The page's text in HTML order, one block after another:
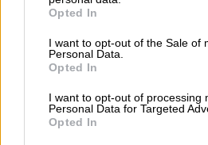
grant or deny consent to Google
use your data for below specified
consent section.
Opted In
I want to opt-out of the Sale of
Personal Data.
Opted In
I want to opt-out of processing
Personal Data for Targeted
Opted In